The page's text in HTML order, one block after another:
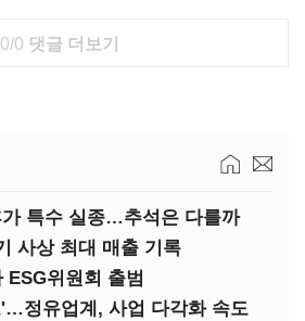
0/0 댓글 더보기
특수 실종…추석은 다를까
사상 최대 매출 기록
위원회 출범
정유업계, 사업 다각화 속도